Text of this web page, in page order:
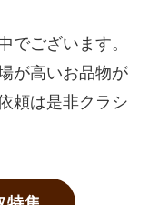
でございます。
が高いお品物が
頼は是非クラシ